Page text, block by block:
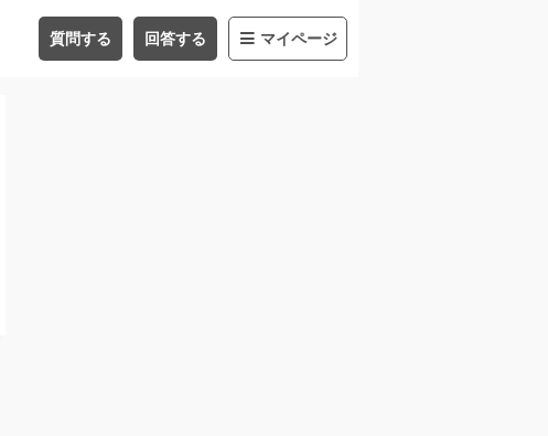
質問する 回答する マイページ